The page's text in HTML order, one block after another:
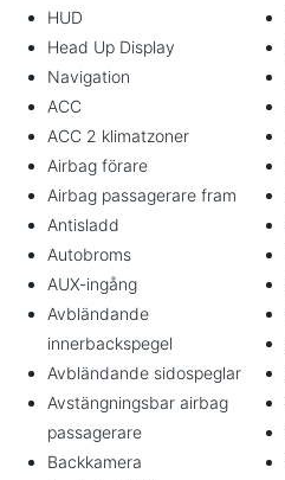
HUD
Head Up Display
Navigation
ACC
ACC 2 klimatzoner
Airbag förare
Airbag passagerare fram
Antisladd
Autobroms
AUX-ingång
Avbländande
innerbackspegel
Avbländande sidospeglar
Avstängningsbar airbag
passagerare
Backkamera